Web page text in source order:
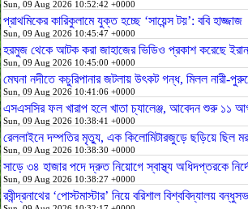
Sun, 09 Aug 2026 10:52:42 +0000
প্রাথমিকের কারিকুলামে যুক্ত হচ্ছে ‘সায়েন্স টয়’: ববি হাজ্জাজ
Sun, 09 Aug 2026 10:45:47 +0000
হরমুজ থেকে আটক করা জাহাজের ভিডিও প্রকাশ করেছে ইরান
Sun, 09 Aug 2026 10:45:00 +0000
মেঘনা নদীতে কচুরিপানার জটলায় উৎকট গন্ধ, মিলল নারী-
Sun, 09 Aug 2026 10:41:06 +0000
এসএসসির ফল খারাপ হলে খাতা চ্যালেঞ্জ, আবেদন শুরু ১১
Sun, 09 Aug 2026 10:38:41 +0000
রেললাইনে দম্পতির মৃত্যু, এক কিলোমিটারজুড়ে ছড়িয়ে ছিল
Sun, 09 Aug 2026 10:38:30 +0000
সাড়ে ৩৪ হাজার পদে দ্রুত নিয়োগে স্বাস্থ্য অধিদপ্তরকে
Sun, 09 Aug 2026 10:38:27 +0000
রবীন্দ্রনাথের ‘পোস্টমাস্টার’ নিয়ে বরিশাল বিশ্ববিদ্যালয়